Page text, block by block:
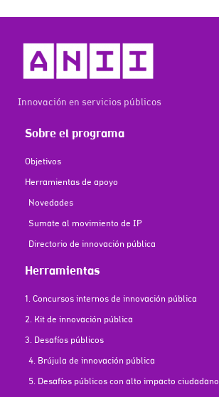
Innovación en servicios públicos
Sobre el programa
Objetivos
Herramientas de apoyo
Novedades
Sumate al movimiento de IP
Directorio de innovación pública
Herramientas
1. Concursos internos de innovación pública
2. Kit de innovación pública
3. Desafíos públicos
4. Brújula de innovación pública
5. Desafíos públicos con alto impacto ciudadano